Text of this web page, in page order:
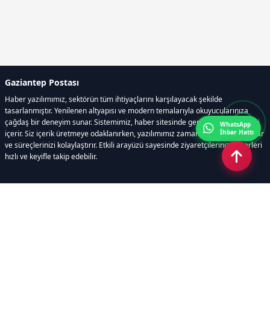
Gaziantep Postası
Haber yazılımımız, sektörün tüm ihtiyaçlarını karşılayacak şekilde
tasarlanmıştır. Yenilenen altyapısı ve modern temalarıyla okuyucularınıza
çağdaş bir deneyim sunar. Sistemimiz, haber sitesinde gerekli tüm modülleri
içerir. Siz içerik üretmeye odaklanırken, yazılımımız zamandan tasarruf sağlar
ve süreçlerinizi kolaylaştırır. Etkili arayüzü sayesinde ziyaretçileriniz haberleri
hızlı ve keyifle takip edebilir.
WhatsApp
İhbar Hattı